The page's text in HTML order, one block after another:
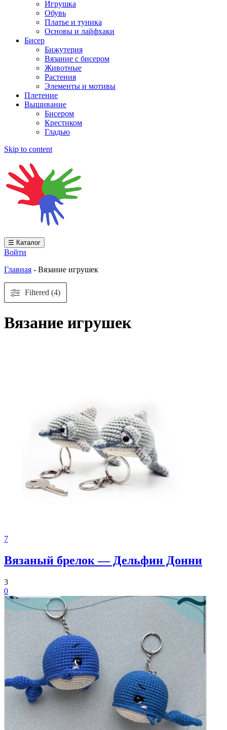
Игрушка
Обувь
Платье и туника
Основы и лайфхаки
Бисер
Бижутерия
Вязание с бисером
Животные
Растения
Элементы и мотивы
Плетение
Вышивание
Бисером
Крестиком
Гладью
Skip to content
☰ Каталог
Войти
Главная - Вязание игрушек
Filtered (4)
Вязание игрушек
7
Вязаный брелок — Дельфин Донни
3
0